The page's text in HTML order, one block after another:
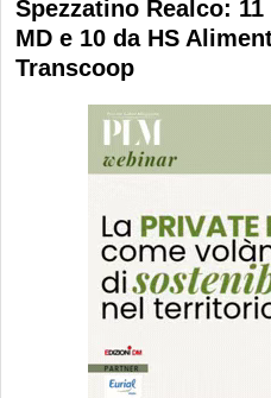
Spezzatino Realco:
MD e 10 da HS
Transcoop